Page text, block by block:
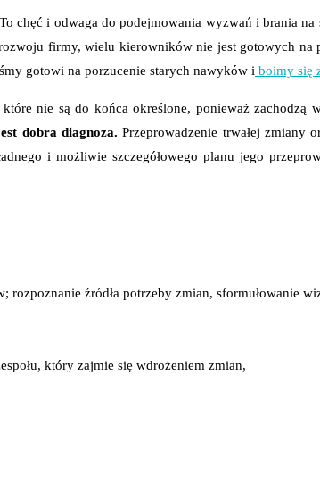
chęć i odwaga do podejmowania wyzwań i brania
firmy, wielu kierowników nie jest gotowych na
gotowi na porzucenie starych nawyków i boimy się
nie są do końca określone, ponieważ
dobra diagnoza.Przeprowadzenie trwałej zmiany
i możliwie szczegółowego planu jego
źródła potrzeby zmian, sformułowanie
który zajmie się wdrożeniem zmian,